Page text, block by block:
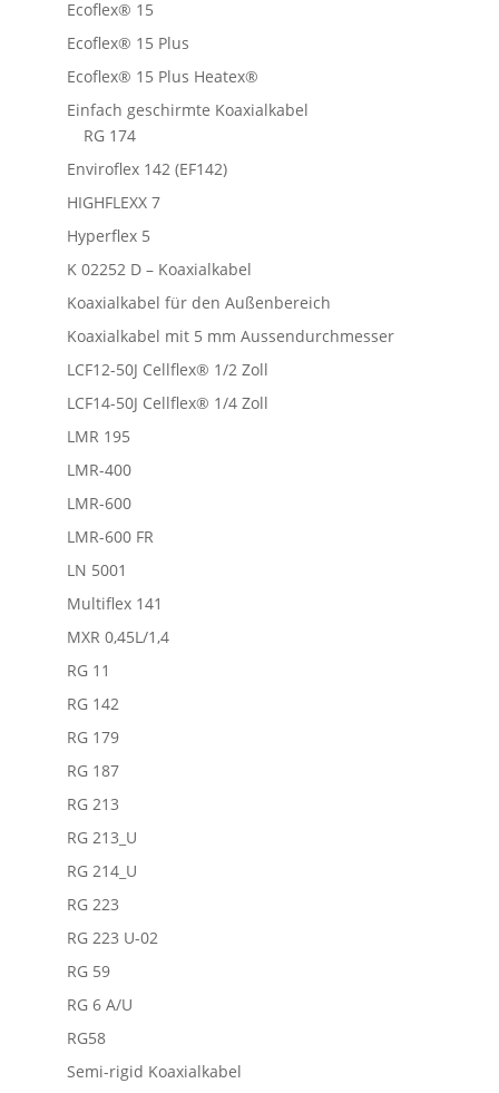
Ecoflex® 15
Ecoflex® 15 Plus
Ecoflex® 15 Plus Heatex®
Einfach geschirmte Koaxialkabel
RG 174
Enviroflex 142 (EF142)
HIGHFLEXX 7
Hyperflex 5
K 02252 D – Koaxialkabel
Koaxialkabel für den Außenbereich
Koaxialkabel mit 5 mm Aussendurchmesser
LCF12-50J Cellflex® 1/2 Zoll
LCF14-50J Cellflex® 1/4 Zoll
LMR 195
LMR-400
LMR-600
LMR-600 FR
LN 5001
Multiflex 141
MXR 0,45L/1,4
RG 11
RG 142
RG 179
RG 187
RG 213
RG 213_U
RG 214_U
RG 223
RG 223 U-02
RG 59
RG 6 A/U
RG58
Semi-rigid Koaxialkabel